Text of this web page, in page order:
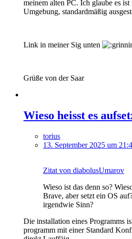
meinem alten PC. Ich glaube es
Umgebung, standardmäßig
Link in meiner Sig unten
Grüße von der Saar
Wieso heisst es
torius
13. September 2025 um
Zitat von diabolusUmarov
Wieso ist das denn so?
Brave, aber setzt ein OS
irgendwie Sinn?
Die installation eines Programms
programm mit einer Standard